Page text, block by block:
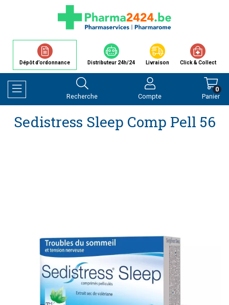
Dépôt d’ordonnance Distributeur 24h/24 Livraison Click & Collect
Afficher la navigation
Recherche Compte Panier
0
Sedistress Sleep Comp Pell 56